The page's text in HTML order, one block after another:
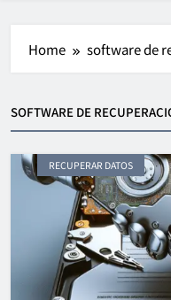
Home software de
SOFTWARE DE
RECUPERAR DATOS